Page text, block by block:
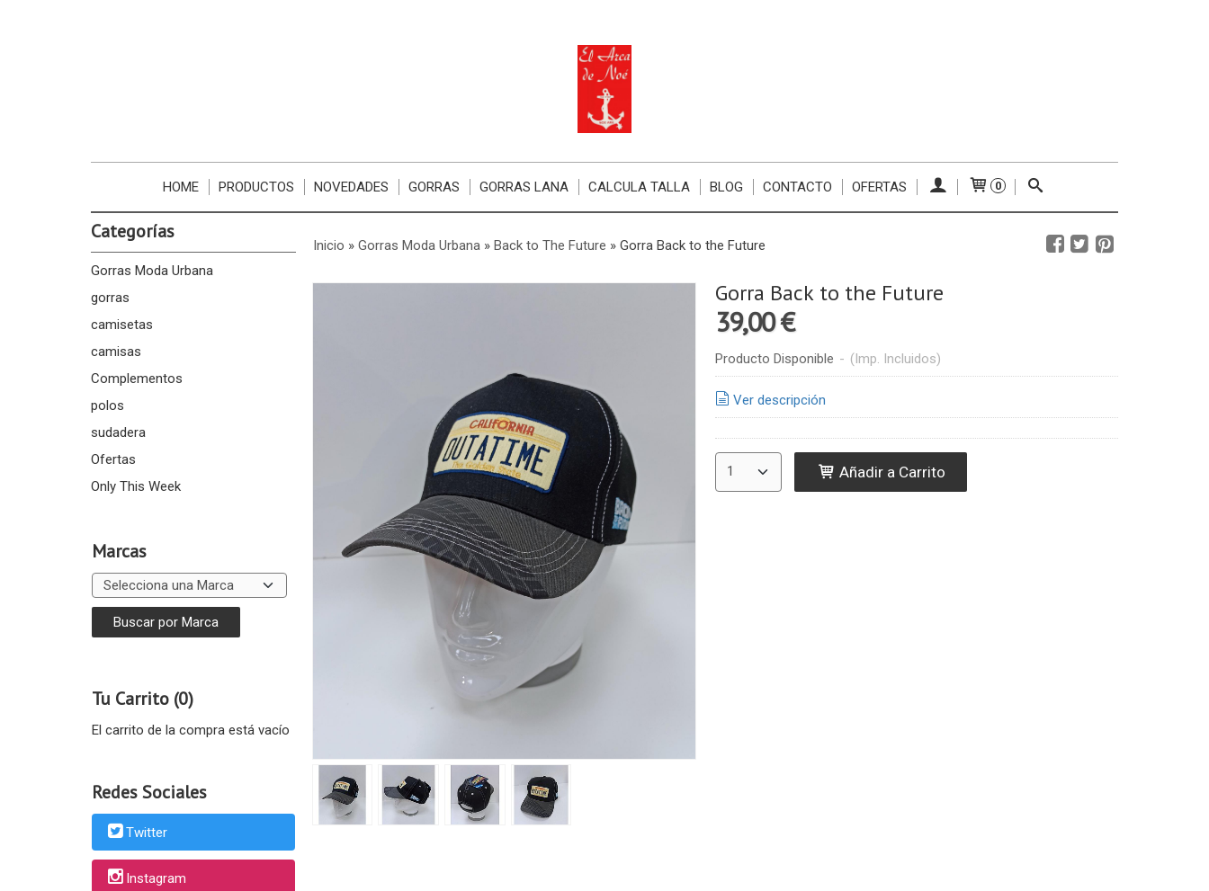
HOME PRODUCTOS NOVEDADES GORRAS GORRAS LANA CALCULA TALLA BLOG CONTACTO OFERTAS 0
Categorías
Gorras Moda Urbana
gorras
camisetas
camisas
Complementos
polos
sudadera
Ofertas
Only This Week
Marcas
Tu Carrito (0)
El carrito de la compra está vacío
Redes Sociales
Twitter
Instagram
Inicio » Gorras Moda Urbana» Back to The Future » Gorra Back to the Future
Gorra Back to the Future
39,00 €
Producto Disponible - (Imp. Incluidos)
Ver descripción
Añadir a Carrito